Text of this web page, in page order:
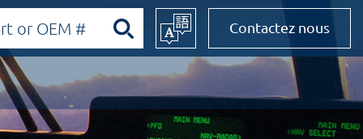
Contactez nous